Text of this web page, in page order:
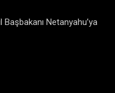
Başbakanı Netanyahu’ya